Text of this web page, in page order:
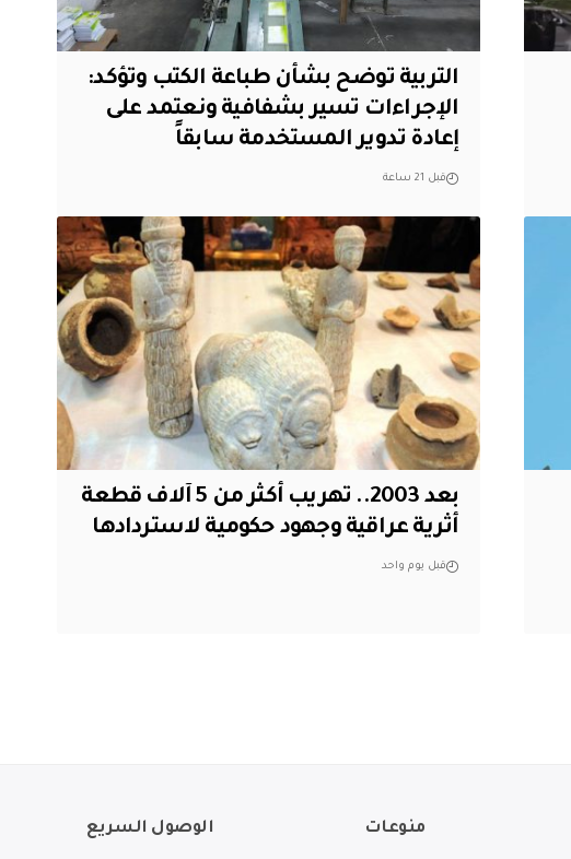
التربية توضح بشأن طباعة الكتب وتؤكد:
الإجراءات تسير بشفافية ونعتمد على
إعادة تدوير المستخدمة سابقاً
قبل 21 ساعة
بعد 2003.. تهريب أكثر من 5 آلاف قطعة
أثرية عراقية وجهود حكومية لاستردادها
قبل يوم واحد
منوعات الوصول السريع